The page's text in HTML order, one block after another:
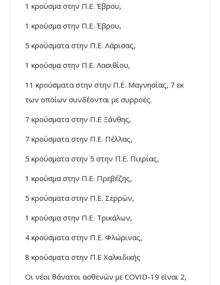
1 κρούσμα στην Π.Ε. Έβρου,
1 κρούσμα στην Π.Ε. Έβρου,
5 κρούσματα στην Π.Ε. Λάρισας,
1 κρούσμα στην Π.Ε. Λασιθίου,
11 κρούσματα στην στην Π.Ε. Μαγνησίας, 7 εκ
των οποίων συνδέονται με συρροές.
7 κρούσματα στην Π.Ε Ξάνθης,
7 κρούσματα στην Π.Ε. Πέλλας,
5 κρούσματα στην 5 στην Π.Ε. Πιερίας,
1 κρούσμα στην Π.Ε. Πρεβέζης,
5 κρούσματα στην Π.Ε. Σερρών,
1 κρούσμα στην Π.Ε. Τρικάλων,
4 κρούσματα στην Π.Ε. Φλώρινας,
8 κρούσματα στην Π.Ε Χαλκιδικής
Οι νέοι θάνατοι ασθενών με COVID-19 είναι 2,